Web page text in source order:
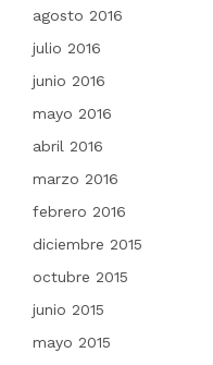
agosto 2016
julio 2016
junio 2016
mayo 2016
abril 2016
marzo 2016
febrero 2016
diciembre 2015
octubre 2015
junio 2015
mayo 2015